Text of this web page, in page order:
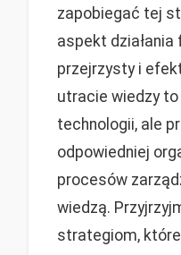
zapobiegać tej
aspekt działania
przejrzysty i
utracie wiedzy
technologii, ale
odpowiedniej
procesów
wiedzą.
strategiom,